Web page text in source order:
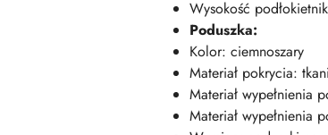
Wysokość
Poduszka:
Kolor: ciemnoszary
Materiał pokrycia:
Materiał wypełnienia
Materiał wypełnienia